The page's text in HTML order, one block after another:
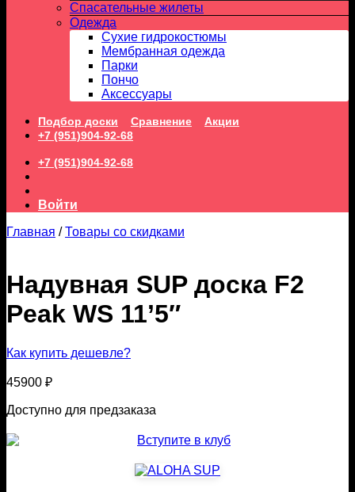
Спасательные жилеты
Одежда
Сухие гидрокостюмы
Мембранная одежда
Парки
Пончо
Аксессуары
Подбор доски Сравнение
Акции
+7 (951)904-92-68
+7 (951)904-92-68
Войти
Главная / Товары со скидками
Надувная SUP доска F2
Peak WS 11’5″
Как купить дешевле?
45900 ₽
Доступно для предзаказа